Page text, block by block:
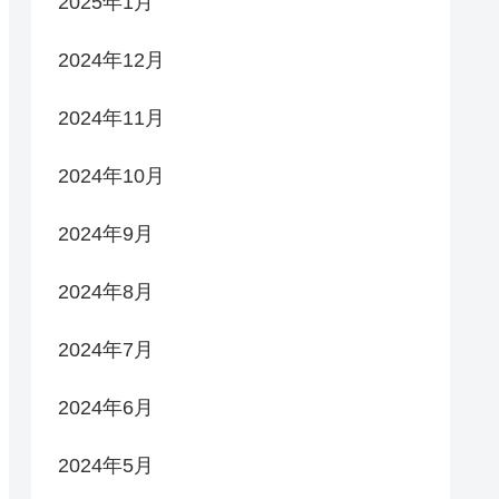
2024年12月
2024年11月
2024年10月
2024年9月
2024年8月
2024年7月
2024年6月
2024年5月